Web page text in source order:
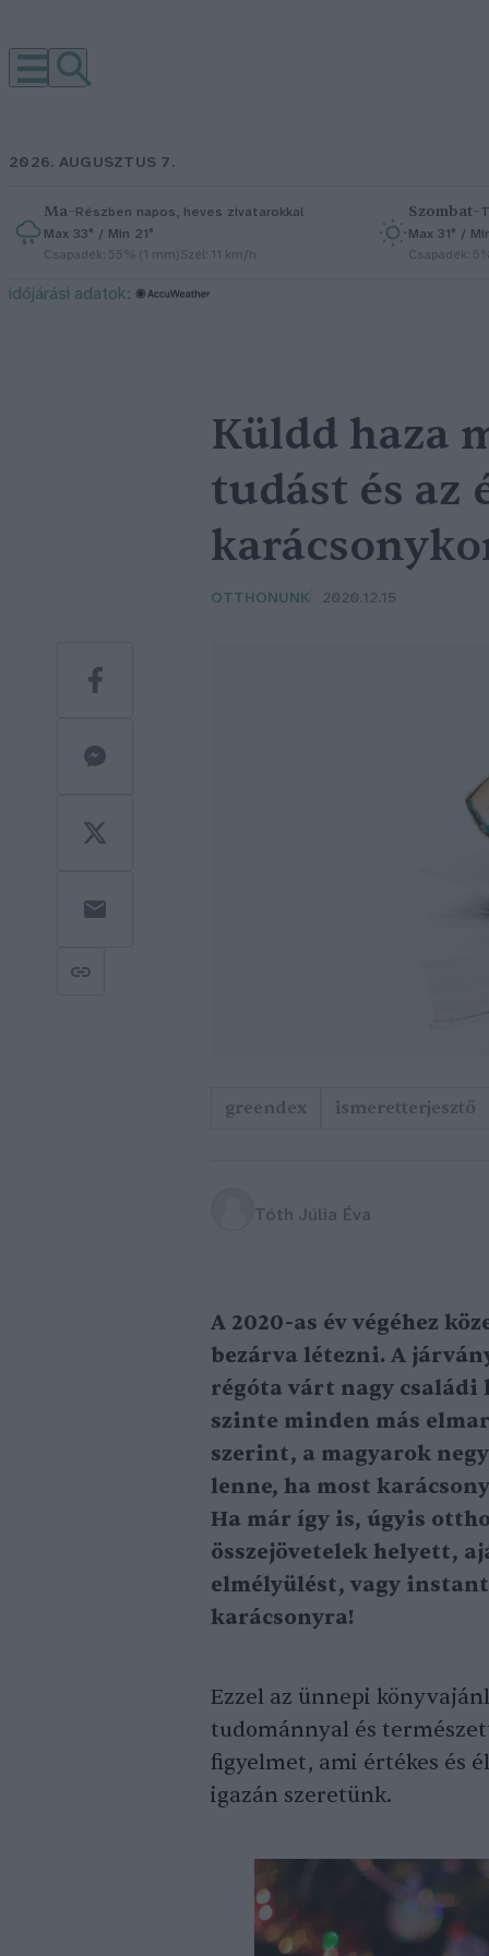
2026. AUGUSZTUS 7.
Ma–Részben napos, heves zivatarokkal
Max 33° / Min 21°
Csapadék: 55% (1 mm)Szél: 11 km/h
Szombat–
Max 31° /
Csapadék:
időjárási adatok:
Küldd haza
tudást és az
OTTHONUNK 2020.12.15
greendex ismeretterjesztő
Tóth Júlia Éva
A 2020-as év végéhez
bezárva létezni. A
régóta várt nagy családi
szinte minden más
szerint, a magyarok
lenne, ha most
Ha már így is, úgyis
összejövetelek helyett,
elmélyülést, vagy
karácsonyra!
Ezzel az ünnepi
tudománnyal és
figyelmet, ami értékes és
igazán szeretünk.